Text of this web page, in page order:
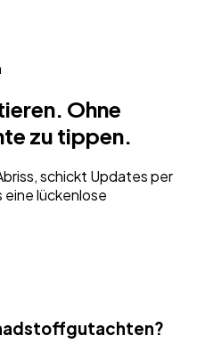
Ohne
zu tippen.
schickt Updates per
eine lückenlose